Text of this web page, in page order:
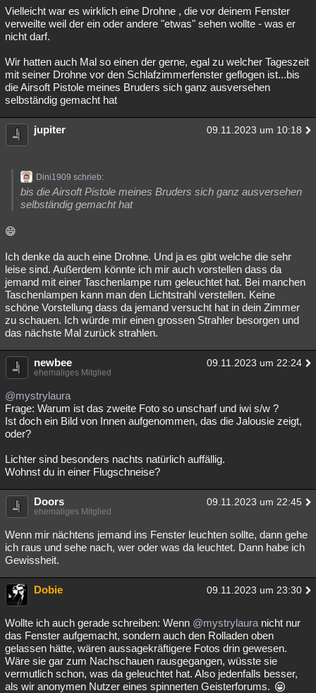
Vielleicht war es wirklich eine Drohne , die vor deinem Fenster
verweilte weil der ein oder andere "etwas" sehen wollte - was er
nicht darf.
Wir hatten auch Mal so einen der gerne, egal zu welcher Tageszeit
mit seiner Drohne vor den Schlafzimmerfenster geflogen ist...bis
die Airsoft Pistole meines Bruders sich ganz ausversehen
selbständig gemacht hat
jupiter 09.11.2023 um 10:18
Dini1909 schrieb:
bis die Airsoft Pistole meines Bruders sich ganz ausversehen
selbständig gemacht hat
😄
Ich denke da auch eine Drohne. Und ja es gibt welche die sehr
leise sind. Außerdem könnte ich mir auch vorstellen dass da
jemand mit einer Taschenlampe rum geleuchtet hat. Bei manchen
Taschenlampen kann man den Lichtstrahl verstellen. Keine
schöne Vorstellung dass da jemand versucht hat in dein Zimmer
zu schauen. Ich würde mir einen grossen Strahler besorgen und
das nächste Mal zurück strahlen.
newbee 09.11.2023 um 22:24
ehemaliges Mitglied
@mystrylaura
Frage: Warum ist das zweite Foto so unscharf und iwi s/w ?
Ist doch ein Bild von Innen aufgenommen, das die Jalousie zeigt,
oder?
Lichter sind besonders nachts natürlich auffällig.
Wohnst du in einer Flugschneise?
Doors 09.11.2023 um 22:45
ehemaliges Mitglied
Wenn mir nächtens jemand ins Fenster leuchten sollte, dann gehe
ich raus und sehe nach, wer oder was da leuchtet. Dann habe ich
Gewissheit.
Dobie 09.11.2023 um 23:30
Wollte ich auch gerade schreiben: Wenn @mystrylaura nicht nur
das Fenster aufgemacht, sondern auch den Rolladen oben
gelassen hätte, wären aussagekräftigere Fotos drin gewesen.
Wäre sie gar zum Nachschauen rausgegangen, wüsste sie
vermutlich schon, was da geleuchtet hat. Also jedenfalls besser,
als wir anonymen Nutzer eines spinnerten Geisterforums.